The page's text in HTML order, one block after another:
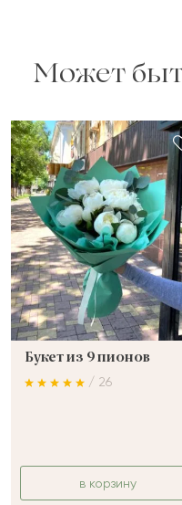
Может
Букет из 9 пионов
/ 26
в корзину